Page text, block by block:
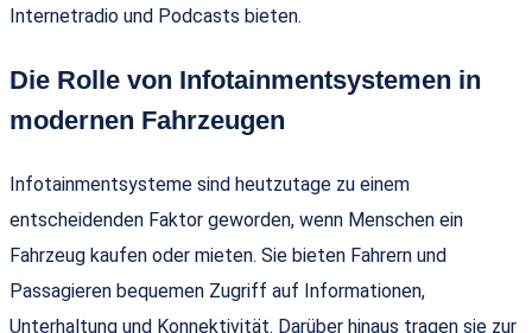
Internetradio und Podcasts bieten.
Die Rolle von Infotainmentsystemen in
modernen Fahrzeugen
Infotainmentsysteme sind heutzutage zu einem
entscheidenden Faktor geworden, wenn Menschen ein
Fahrzeug kaufen oder mieten. Sie bieten Fahrern und
Passagieren bequemen Zugriff auf Informationen,
Unterhaltung und Konnektivität. Darüber hinaus tragen sie zur